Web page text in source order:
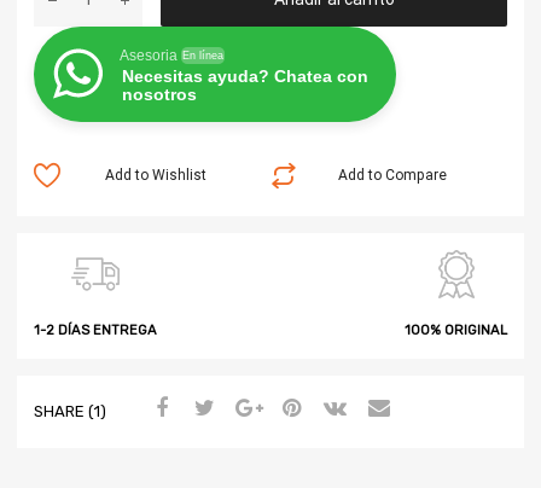
Asesoria En línea
Necesitas ayuda? Chatea con
nosotros
Add to Compare
Add to Wishlist
1-2 DÍAS ENTREGA 100% ORIGINAL
SHARE (1)